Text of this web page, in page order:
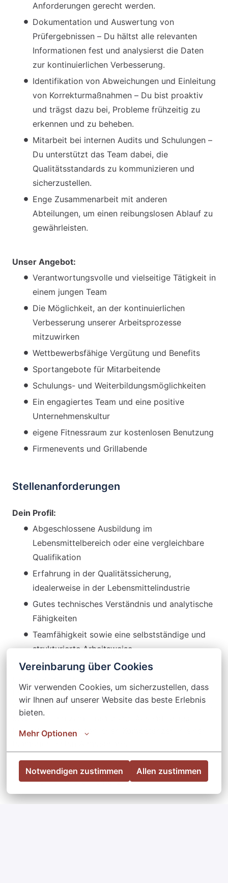
Vereinbarung über Cookies
Wir verwenden Cookies, um sicherzustellen, dass
wir Ihnen auf unserer Website das beste Erlebnis
bieten.
Mehr Optionen
Notwendigen zustimmen Allen zustimmen
Anforderungen gerecht werden.
Dokumentation und Auswertung von
Prüfergebnissen – Du hältst alle relevanten
Informationen fest und analysierst die Daten
zur kontinuierlichen Verbesserung.
Identifikation von Abweichungen und Einleitung
von Korrekturmaßnahmen – Du bist proaktiv
und trägst dazu bei, Probleme frühzeitig zu
erkennen und zu beheben.
Mitarbeit bei internen Audits und Schulungen –
Du unterstützt das Team dabei, die
Qualitätsstandards zu kommunizieren und
sicherzustellen.
Enge Zusammenarbeit mit anderen
Abteilungen, um einen reibungslosen Ablauf zu
gewährleisten.
Unser Angebot:
Verantwortungsvolle und vielseitige Tätigkeit in
einem jungen Team
Die Möglichkeit, an der kontinuierlichen
Verbesserung unserer Arbeitsprozesse
mitzuwirken
Wettbewerbsfähige Vergütung und Benefits
Sportangebote für Mitarbeitende
Schulungs- und Weiterbildungsmöglichkeiten
Ein engagiertes Team und eine positive
Unternehmenskultur
eigene Fitnessraum zur kostenlosen Benutzung
Firmenevents und Grillabende
Stellenanforderungen
Dein Profil:
Abgeschlossene Ausbildung im
Lebensmittelbereich oder eine vergleichbare
Qualifikation
Erfahrung in der Qualitätssicherung,
idealerweise in der Lebensmittelindustrie
Gutes technisches Verständnis und analytische
Fähigkeiten
Teamfähigkeit sowie eine selbstständige und
strukturierte Arbeitsweise
Entscheidungswegen und bietet Dir Freiräume für
eigenverantwortliches Arbeiten. Bei uns hast Du alle
Möglichkeiten zum Einsatz und Ausbau Deiner
fachlichen und persönlichen Kompetenzen in einer
Klingt der Job nach Dir? Dann bewirb Dich einfach
hier – schnell und unkompliziert!